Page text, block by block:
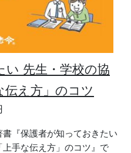
い 先生・学校の協
伝え方」のコツ
『保護者が知っておきたい
手な伝え方」のコツ』で